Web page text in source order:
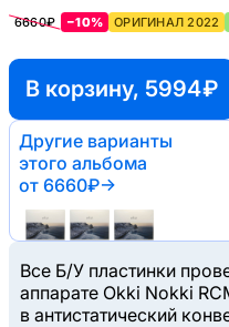
6660₽ −10% ОРИГИНАЛ 2022
В корзину, 5994 ₽
Другие варианты
этого альбома
от 6660₽→
Все Б/У пластинки
аппарате Okki Nokki
в антистатический